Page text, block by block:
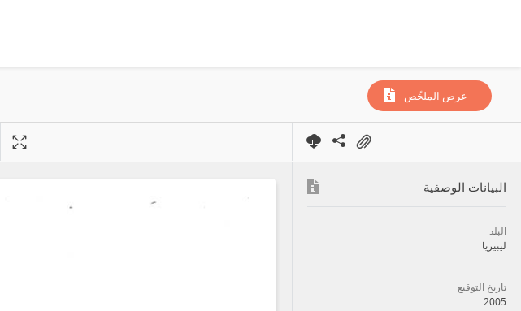
عرض الملخّص
البيانات الوصفية
البلد
ليبيريا
تاريخ التوقيع
2005